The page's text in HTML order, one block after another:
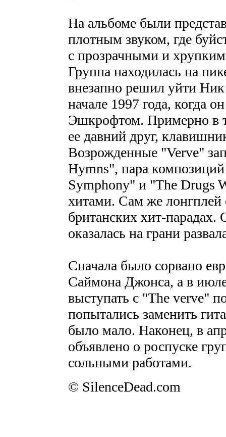
На альбоме были
плотным звуком, где
с прозрачными и
Группа находилась на
внезапно решил уйти
начале 1997 года, когда
Эшкрофтом. Примерно в
ее давний друг,
Возрожденные "Verve"
Hymns", пара
Symphony" и "The Drugs
хитами. Сам же лонгплей
британских хит-парадах.
оказалась на грани
Сначала было сорвано
Саймона Джонса, а в
выступать с "The verve"
попытались заменить
было мало. Наконец, в
объявлено о роспуске
сольными работами.
© SilenceDead.com